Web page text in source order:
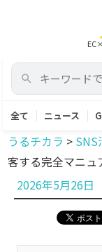
全て ニュース
うるチカラ > SNS
客する完全マニュ
投
稿
2026年5月26日